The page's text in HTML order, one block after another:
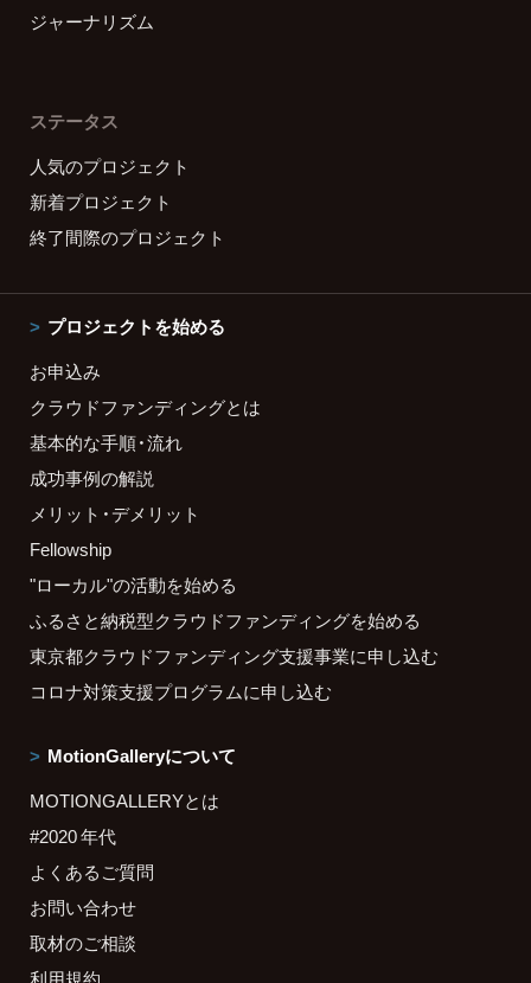
ジャーナリズム
ステータス
人気のプロジェクト
新着プロジェクト
終了間際のプロジェクト
プロジェクトを始める
お申込み
クラウドファンディングとは
基本的な手順・流れ
成功事例の解説
メリット・デメリット
Fellowship
"ローカル"の活動を始める
ふるさと納税型クラウドファンディングを始める
東京都クラウドファンディング支援事業に申し込む
コロナ対策支援プログラムに申し込む
MotionGalleryについて
MOTIONGALLERYとは
#2020 年代
よくあるご質問
お問い合わせ
取材のご相談
利用規約